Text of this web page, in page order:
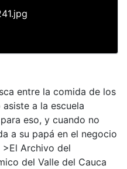
entre la comida de los
a la escuela
eso, y cuando no
a su papá en el negocio
Archivo del
del Valle del Cauca